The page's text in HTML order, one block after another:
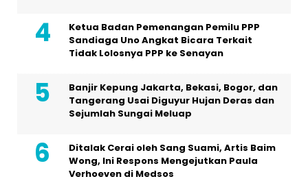
Ketua Badan Pemenangan Pemilu PPP
Sandiaga Uno Angkat Bicara Terkait
Tidak Lolosnya PPP ke Senayan
Banjir Kepung Jakarta, Bekasi, Bogor, dan
Tangerang Usai Diguyur Hujan Deras dan
Sejumlah Sungai Meluap
Ditalak Cerai oleh Sang Suami, Artis Baim
Wong, Ini Respons Mengejutkan Paula
Verhoeven di Medsos